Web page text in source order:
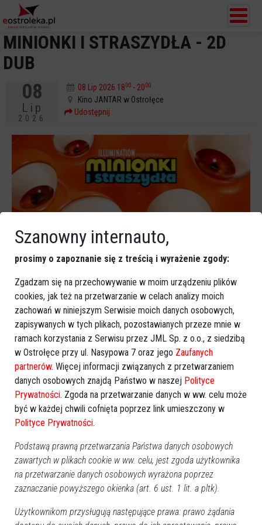
MINIONKI I STRASZYDŁA - 2D
DUB
08
Lip
2026
08 Lip 2026 1800 - 2000
Kino JANTAR w Ostrołęce
Udostępnij
Prod. USA 2026, animacja, 85 min
Szanowny internauto,
prosimy o zapoznanie się z treścią i wyrażenie zgody:
Zgadzam się na przechowywanie w moim urządzeniu plików
cookies, jak też na przetwarzanie w celach analizy moich
zachowań w niniejszym Serwisie moich danych osobowych,
zapisywanych w tych plikach, pozostawianych przeze mnie w
ramach korzystania z Serwisu przez JML Sp. z o.o., z siedzibą
w Ostrołęce przy ul. Nasypowa 7 oraz jego Zaufanych
partnerów. Więcej informacji związanych z przetwarzaniem
danych osobowych znajdą Państwo w naszej Polityce
Prywatności. Zgoda na przetwarzanie danych w ww. celu może
być w każdej chwili cofnięta poprzez link umieszczony w
Polityce Prywatności.
Podstawą prawną przetwarzania Państwa danych osobowych
zawartych w plikach cookie w ww. celu, jest zgoda użytkownika
na przetwarzanie danych osobowych wyrażona poprzez
zaznaczanie powyższego okienka (art. 6 ust. 1 lit. a pltk).
Użytkownikom przysługują następujące prawa: prawo żądania